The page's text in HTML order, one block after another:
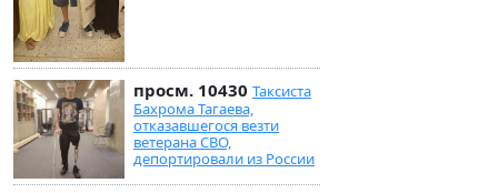
просм. 10430 Таксиста
Бахрома Тагаева,
отказавшегося везти
ветерана СВО,
депортировали из России